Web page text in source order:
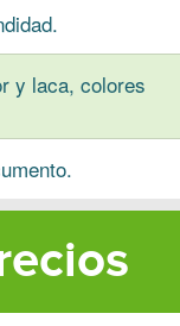
y laca, colores